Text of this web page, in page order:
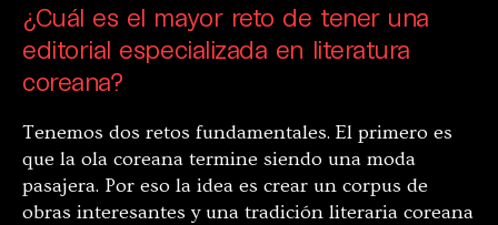
¿Cuál es el mayor reto de tener una
editorial especializada en literatura
coreana?
Tenemos dos retos fundamentales. El primero es
que la ola coreana termine siendo una moda
pasajera. Por eso la idea es crear un corpus de
obras interesantes y una tradición literaria coreana